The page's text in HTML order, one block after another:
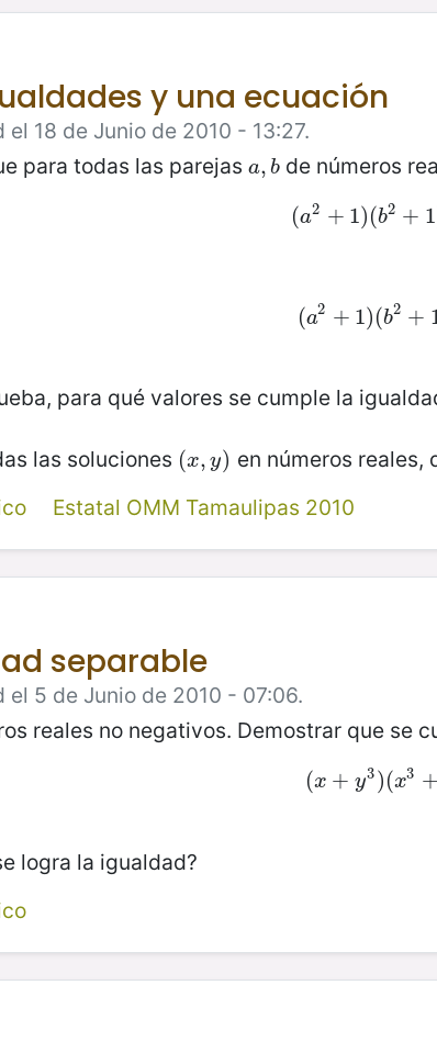
y una ecuación
el 18 de Junio de 2010 - 13:27.
para todas las parejas a, b
a,b de números
(a2 + 1)(b2 + 1
( a2 +1)(b 2+
(a2 + 1)(b2 +
( a2 +1)(b 2+
para qué valores se cumple la
las soluciones (x, y)
(x,y) en números reales,
Estatal OMM Tamaulipas 2010
separable
el 5 de Junio de 2010 - 07:06.
reales no negativos. Demostrar que se
(x + y3)(x3 +
( x+ y3)(x3 +
logra la igualdad?